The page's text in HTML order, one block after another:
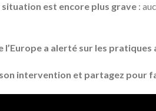
situation est encore plus grave :
l’Europe a alerté sur les pratiques
intervention et partagez pour